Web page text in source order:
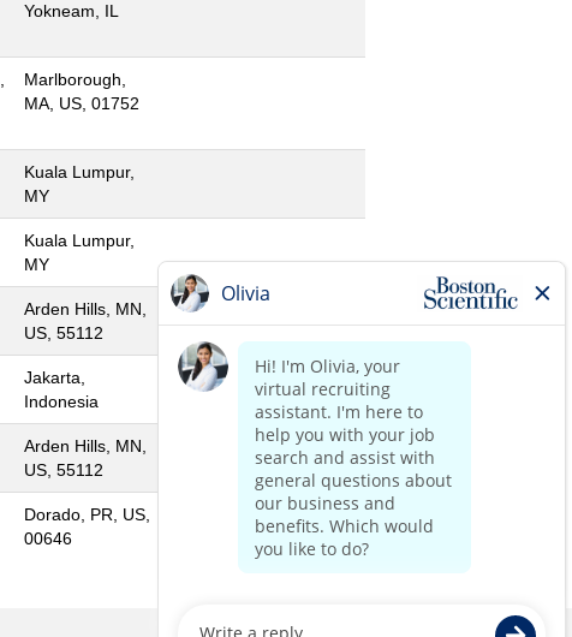
Yokneam, IL
Marlborough,
MA, US, 01752
Kuala Lumpur,
MY
Kuala Lumpur,
MY
Arden Hills, MN,
US, 55112
Jakarta,
Indonesia
Arden Hills, MN,
US, 55112
Dorado, PR, US,
00646